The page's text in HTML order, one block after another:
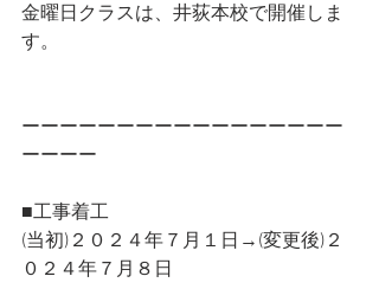
金曜日クラスは、井荻本校で開催しま
す。
ーーーーーーーーーーーーーーーーー
ーーーー
■工事着工
(当初)２０２４年７月１日→(変更後)２
０２４年７月８日